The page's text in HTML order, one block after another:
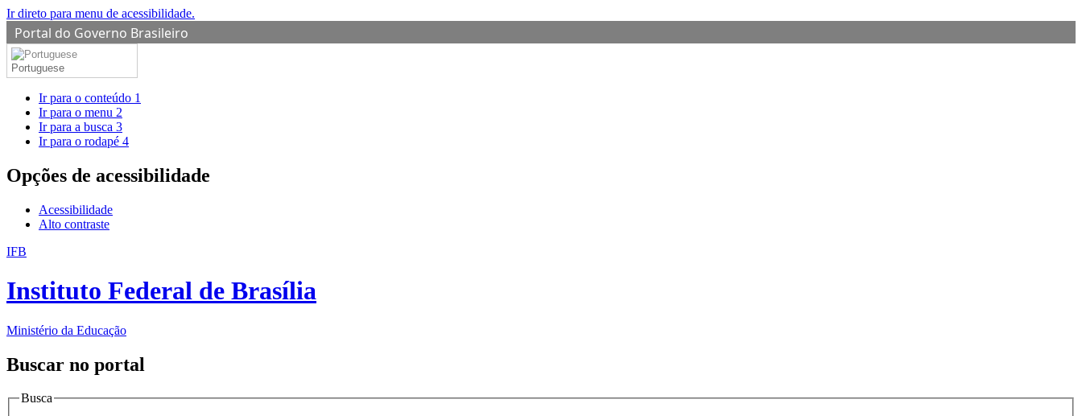
Ir direto para menu de acessibilidade.
Portal do Governo Brasileiro
Portuguese
Ir para o conteúdo 1
Ir para o menu 2
Ir para a busca 3
Ir para o rodapé 4
Opções de acessibilidade
Acessibilidade
Alto contraste
IFB
Instituto Federal de Brasília
Ministério da Educação
Buscar no portal
Busca